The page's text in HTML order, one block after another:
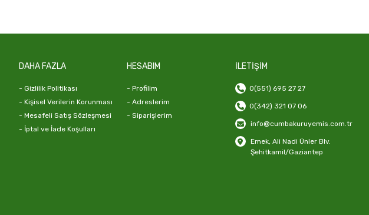
DAHA FAZLA
- Gizlilik Politikası
- Kişisel Verilerin Korunması
- Mesafeli Satış Sözleşmesi
- İptal ve İade Koşulları
HESABIM
- Profilim
- Adreslerim
- Siparişlerim
İLETİŞİM
0(551) 695 27 27
0(342) 321 07 06
info@cumbakuruyemis.com.tr
Emek, Ali Nadi Ünler Blv.
Şehitkamil/Gaziantep